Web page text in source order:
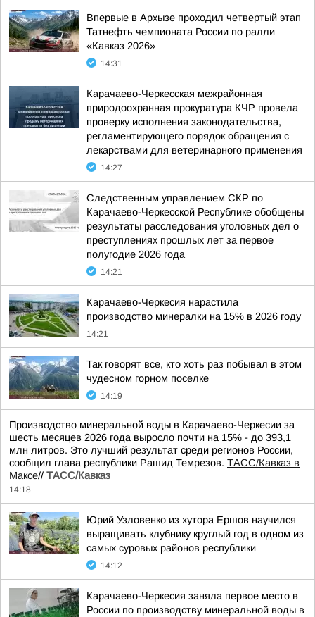
Впервые в Архызе проходил четвертый этап
Татнефть чемпионата России по ралли
«Кавказ 2026»
14:31
Карачаево-Черкесская межрайонная
природоохранная прокуратура КЧР провела
проверку исполнения законодательства,
регламентирующего порядок обращения с
лекарствами для ветеринарного применения
14:27
Следственным управлением СКР по
Карачаево-Черкесской Республике обобщены
результаты расследования уголовных дел о
преступлениях прошлых лет за первое
полугодие 2026 года
14:21
Карачаево-Черкесия нарастила
производство минералки на 15% в 2026 году
14:21
Так говорят все, кто хоть раз побывал в этом
чудесном горном поселке
14:19
Производство минеральной воды в Карачаево-Черкесии за
шесть месяцев 2026 года выросло почти на 15% - до 393,1
млн литров. Это лучший результат среди регионов России,
сообщил глава республики Рашид Темрезов. ТАСС/Кавказ в
Максе// ТАСС/Кавказ
14:18
Юрий Узловенко из хутора Ершов научился
выращивать клубнику круглый год в одном из
самых суровых районов республики
14:12
Карачаево-Черкесия заняла первое место в
России по производству минеральной воды в